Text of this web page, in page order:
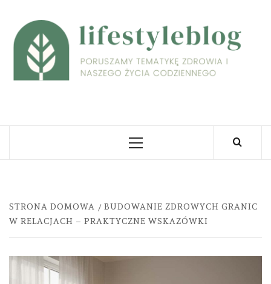
content
Primary
STRONA DOMOWA
BUDOWANIE ZDROWYCH GRANIC
W RELACJACH – PRAKTYCZNE WSKAZÓWKI